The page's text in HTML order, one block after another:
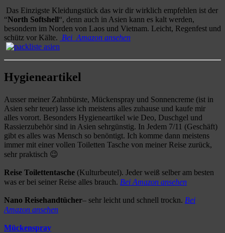
Das Einzigste Kleidungstück das wir dir wirklich empfehlen ist der
“North Softshell“, denn auch in Asien kann es kalt werden,
besondern im Norden von Laos und Vietnam. Leicht, Regenfest und
schütz vor Kälte. Bei Amazon ansehen
Hygieneartikel
Ausser meiner Zahnbürste, Mückenspray und Sonnencreme (ist in
Asien sehr teuer) lasse ich meistens alles zuhause und kaufe mir
alles vorort. Besonders Hygieneartikel wie Deo, Duschgel und
Rassierzubehör sind in Asien sehrgünstig. In Jedem 7/11 (Geschäft)
gibt es alles was Mensch so benöntigt. Ich komme dann meistens
immer mit einer vollen Toiletten Tasche von meiner Reise zurück,
sehr praktisch 😉
Reise Toilettentasche (Kulturbeutel). Jeder weiß selber am besten
was er bei seiner Reise alles brauch. Bei Amazon ansehen
Nano Reisehandtücher– sehr leicht und schnell trockn. Bei
Amazon ansehen
Mückenspray